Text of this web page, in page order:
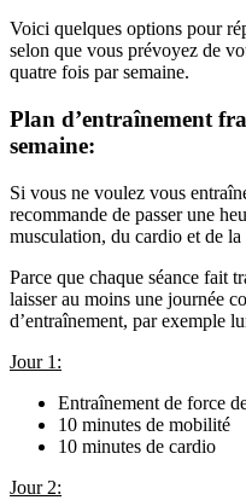
Voici quelques options pour
selon que vous prévoyez de
quatre fois par semaine.
Plan d’entraînement
semaine:
Si vous ne voulez vous
recommande de passer une
musculation, du cardio et de
Parce que chaque séance fait
laisser au moins une journée
d’entraînement, par exemple
Jour 1:
Entraînement de force
10 minutes de mobilité
10 minutes de cardio
Jour 2: